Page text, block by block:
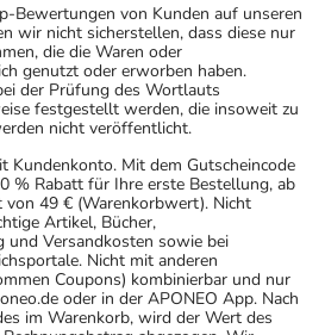
Bewertungen von Kunden auf unseren
wir nicht sicherstellen, dass diese nur
die die Waren oder
genutzt oder erworben haben.
der Prüfung des Wortlauts
festgestellt werden, die insoweit zu
nicht veröffentlicht.
Kundenkonto. Mit dem Gutscheincode
% Rabatt für Ihre erste Bestellung, ab
49 € (Warenkorbwert). Nicht
Artikel, Bücher,
und Versandkosten sowie bei
Nicht mit anderen
Coupons) kombinierbar und nur
oder in der APONEO App. Nach
im Warenkorb, wird der Wert des